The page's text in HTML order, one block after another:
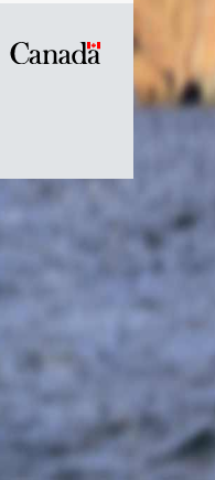
Symbole
Canada